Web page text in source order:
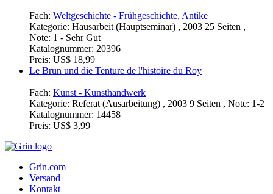
Inter Arma Silent Leges - Über die großen
Sonderkommanden des Cnaeus Pompeius Magnus
Fach: Weltgeschichte - Frühgeschichte, Antike
Kategorie:Hausarbeit (Hauptseminar) , 2003 25 Seiten ,
Katalognummer:20396
Preis:US$ 18,99
Le Brun und die Tenture de l'histoire du Roy
Kategorie:
Preis:US$ 3,99